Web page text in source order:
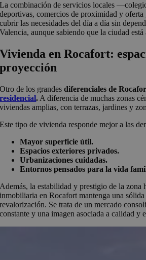
La combinación de servicios locales
deportivas, comercios de proximidad y
cubrir las necesidades del día a día sin
Valencia, aunque sabiendo que la ciudad
Vivienda en Rocafort:
proyección
Otro de los grandesdiferenciales de
residencial. A diferencia de muchas zonas
viviendas amplias, con terrazas, jardines y
Este tipo de vivienda responde mejor a las
Mayor superficie útil.
Espacios exteriores privados.
Urbanizaciones cuidadas.
Entornos pensados para la vida
Además, la estabilidad y prestigio de la zona
inmobiliaria en Rocafort mantenga una
revalorización. Se trata de un mercado
constante y una imagen asociada a calidad y